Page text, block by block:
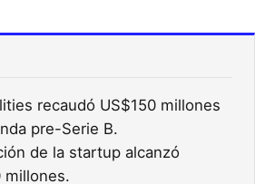
recaudó US$150 millones
pre-Serie B.
de la startup alcanzó
millones.